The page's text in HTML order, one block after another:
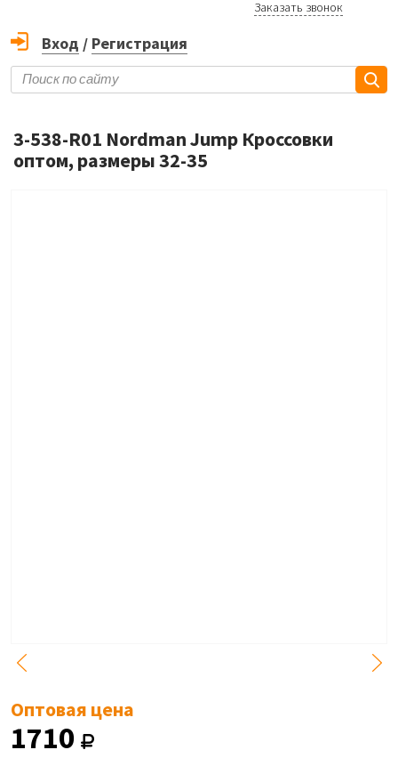
Заказать звонок
Вход / Регистрация
3-538-R01 Nordman Jump Кроссовки
оптом, размеры 32-35
Оптовая цена
1710